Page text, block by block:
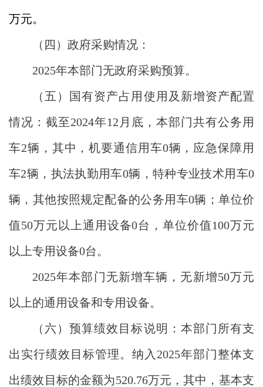
万元。
（四）政府采购情况：
2025年本部门无政府采购预算。
（五）
国有资产占用使用及新增资产配置
情况：截至2024年12月底，本部门共有公务用
车2辆，其中，机要通信用车0辆，应急保障用
车2辆，执法执勤用车0辆，特种专业技术用车0
辆，其他按照规定配备的公务用车0辆；单位价
值50万元以上通用设备0台，单位价值100万元
以上专用设备0台。
2025年本部门无新增车辆，无新增50万元
以上的通用设备和专用设备。
（六）预算绩效目标说明：本部门所有支
出实行绩效目标管理。纳入2025年部门整体支
出绩效目标的金额为520.76万元，其中，基本支